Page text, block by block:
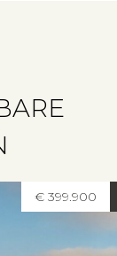
€ 399.900